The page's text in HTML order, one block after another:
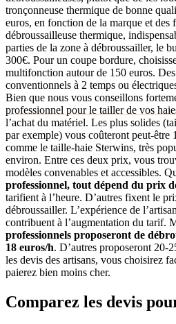
tronçonneuse thermique de bonne
euros, en fonction de la marque et des
débroussailleuse thermique,
parties de la zone à débroussailler, le
300€. Pour un coupe bordure,
multifonction autour de 150 euros.
conventionnels à 2 temps ou
Bien que nous vous conseillons
professionnel pour le tailler de vos
l’achat du matériel. Les plus solides
par exemple) vous coûteront peut-être
comme le taille-haie Sterwins, très
environ. Entre ces deux prix, vous
modèles convenables et accessibles.
professionnel, tout dépend du prix
tarifient à l’heure. D’autres fixent le
débroussailler. L’expérience de
contribuent à l’augmentation du tarif.
professionnels proposeront de
18 euros/h. D’autres proposeront 20-
les devis des artisans, vous choisirez
paierez bien moins cher.
Comparez les devis